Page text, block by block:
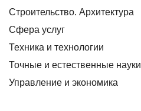
Строительство. Архитектура
Сфера услуг
Техника и технологии
Точные и естественные науки
Управление и экономика